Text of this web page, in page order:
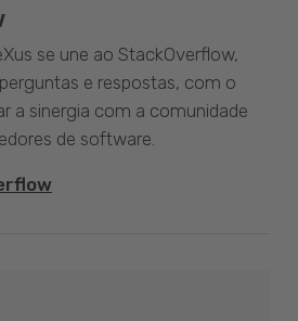
se une ao StackOverflow,
e respostas, com o
a sinergia com a comunidade
de software.